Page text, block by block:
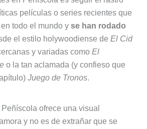
películas o series recientes que
todo el mundo y se han rodado
el estilo holywoodiense de El Cid
y variadas como El
o la tan aclamada (y confieso que
Juego de Tronos.
ofrece una visual
y no es de extrañar que se